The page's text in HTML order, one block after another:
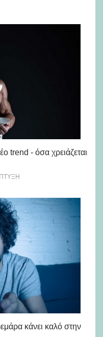
trend - όσα χρειάζεται
κάνει καλό στην